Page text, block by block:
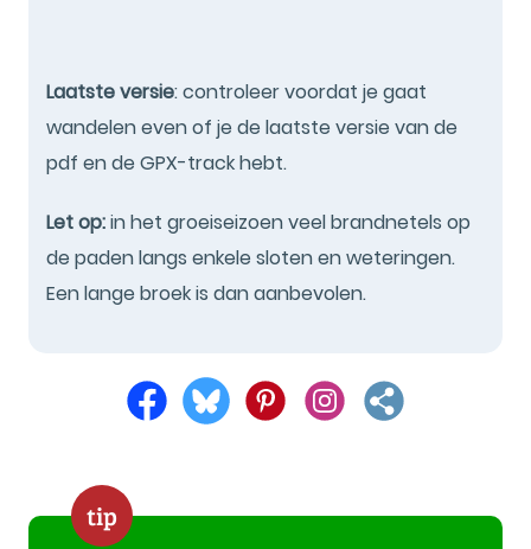
Laatste versie: controleer voordat je gaat
wandelen even of je de laatste versie van de
pdf en de GPX-track hebt.
Let op:in het groeiseizoen veel brandnetels op
de paden langs enkele sloten en weteringen.
Een lange broek is dan aanbevolen.
tip